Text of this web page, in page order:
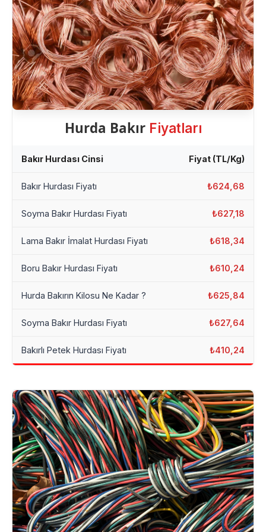
Hurda Bakır Fiyatları
Bakır Hurdası Cinsi Fiyat (TL/Kg)
Bakır Hurdası Fiyatı ₺624,68
Soyma Bakır Hurdası Fiyatı ₺627,18
Lama Bakır İmalat Hurdası Fiyatı ₺618,34
Boru Bakır Hurdası Fiyatı ₺610,24
Hurda Bakırın Kilosu Ne Kadar ? ₺625,84
Soyma Bakır Hurdası Fiyatı ₺627,64
Bakırlı Petek Hurdası Fiyatı ₺410,24